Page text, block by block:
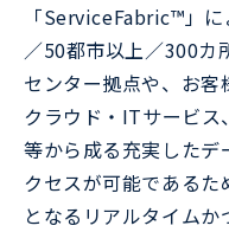
「ServiceFabric™」
／50都市以上／300
センター拠点や、お
クラウド・ITサービ
等から成る充実したデ
クセスが可能である
となるリアルタイム